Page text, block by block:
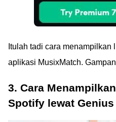
Itulah tadi cara
aplikasi MusixMatch.
3. Cara
Spotify lewat Genius